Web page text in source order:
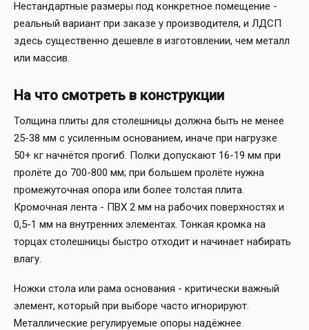
Нестандартные размеры под конкретное помещение -
реальный вариант при заказе у производителя, и ЛДСП
здесь существенно дешевле в изготовлении, чем металл
или массив.
На что смотреть в конструкции
Толщина плиты для столешницы должна быть не менее
25-38 мм с усиленным основанием, иначе при нагрузке
50+ кг начнётся прогиб. Полки допускают 16-19 мм при
пролёте до 700-800 мм; при большем пролёте нужна
промежуточная опора или более толстая плита.
Кромочная лента - ПВХ 2 мм на рабочих поверхностях и
0,5-1 мм на внутренних элементах. Тонкая кромка на
торцах столешницы быстро отходит и начинает набирать
влагу.
Ножки стола или рама основания - критически важный
элемент, который при выборе часто игнорируют.
Металлические регулируемые опоры надёжнее